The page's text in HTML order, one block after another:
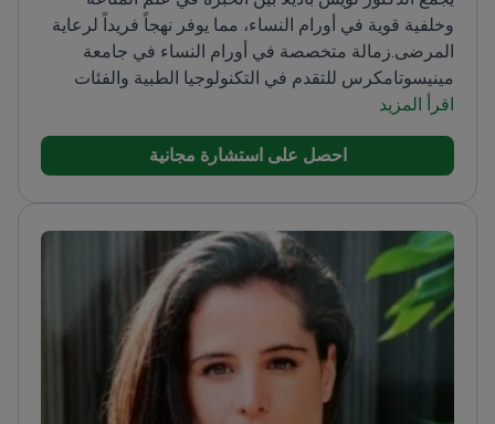
وخلفية قوية في أورام النساء، مما يوفر نهجاً فريداً لرعاية
المرضى.زمالة متخصصة في أورام النساء في جامعة
مينيسوتامكرس للتقدم في التكنولوجيا الطبية والفئات
السكانية المحرومة
الأشخاص الذين يعيشون مع السرطانعضو في المجلس
الاستشاري الوطني لـ NHSC
اقرأ المزيد
احصل على استشارة مجانية